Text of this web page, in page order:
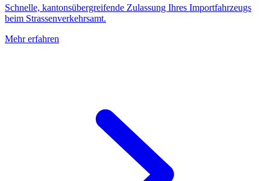
Schnelle, kantonsübergreifende Zulassung Ihres Importfahrzeugs
beim Strassenverkehrsamt.
Mehr erfahren